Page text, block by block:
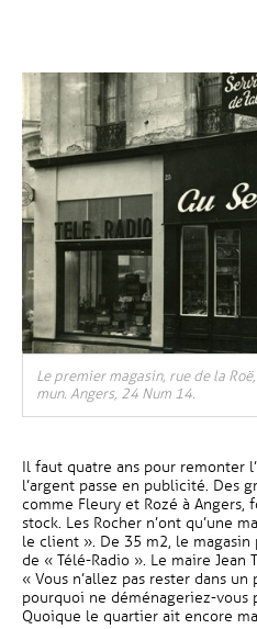
Le premier magasin, rue de la
mun. Angers, 24 Num 14.
Il faut quatre ans pour remonter
l’argent passe en publicité. Des
comme Fleury et Rozé à Angers,
stock. Les Rocher n’ont qu’une
le client ». De 35 m2, le magasin
de « Télé-Radio ». Le maire
« Vous n’allez pas rester dans
pourquoi ne déménageriez-vous
Quoique le quartier ait encore